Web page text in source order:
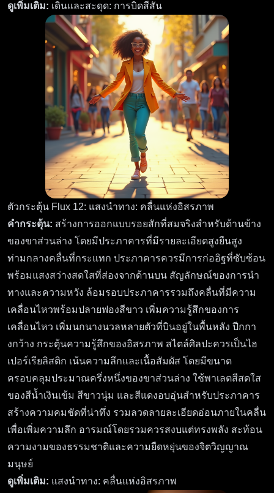
ดูเพิ่มเติม: เดินและสะดุด: การบิดสีสัน
ตัวกระตุ้น Flux 12: แสงนำทาง: คลื่นแห่งอิสรภาพ
คำกระตุ้น: สร้างการออกแบบรอยสักที่สมจริงสำหรับด้านข้าง
ของขาส่วนล่าง โดยมีประภาคารที่มีรายละเอียดสูงยืนสูง
ท่ามกลางคลื่นที่กระแทก ประภาคารควรมีการก่ออิฐที่ซับซ้อน
พร้อมแสงสว่างสดใสที่ส่องจากด้านบน สัญลักษณ์ของการนำ
ทางและความหวัง ล้อมรอบประภาคารรวมถึงคลื่นที่มีความ
เคลื่อนไหวพร้อมปลายฟองสีขาว เพิ่มความรู้สึกของการ
เคลื่อนไหว เพิ่มนกนางนวลหลายตัวที่บินอยู่ในพื้นหลัง ปีกกา
งกว้าง กระตุ้นความรู้สึกของอิสรภาพ สไตล์ศิลปะควรเป็นไฮ
เปอร์เรียลิสติก เน้นความลึกและเนื้อสัมผัส โดยมีขนาด
ครอบคลุมประมาณครึ่งหนึ่งของขาส่วนล่าง ใช้พาเลตสีสดใส
ของสีน้ำเงินเข้ม สีขาวนุ่ม และสีแดงอบอุ่นสำหรับประภาคาร
สร้างความคมชัดที่น่าทึ่ง รวมลวดลายละเอียดอ่อนภายในคลื่น
เพื่อเพิ่มความลึก อารมณ์โดยรวมควรสงบแต่ทรงพลัง สะท้อน
ความงามของธรรมชาติและความยืดหยุ่นของจิตวิญญาณ
มนุษย์
ดูเพิ่มเติม: แสงนำทาง: คลื่นแห่งอิสรภาพ